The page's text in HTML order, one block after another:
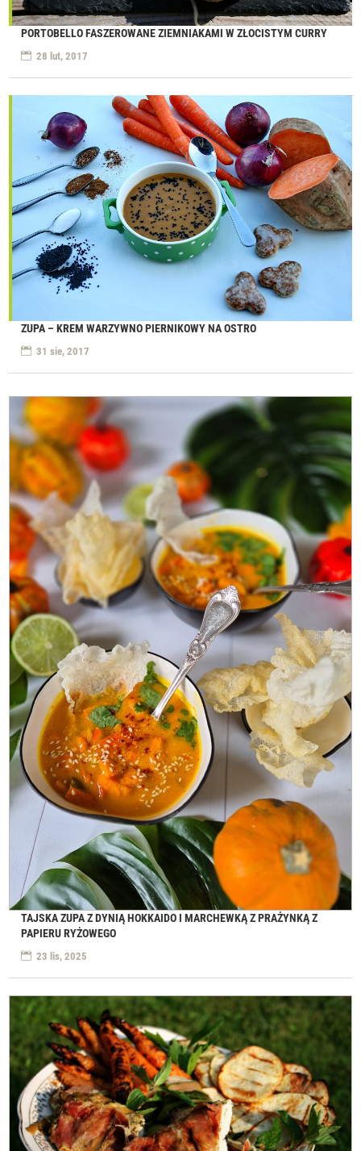
PORTOBELLO FASZEROWANE ZIEMNIAKAMI W ZŁOCISTYM CURRY
28 lut, 2017
ZUPA – KREM WARZYWNO PIERNIKOWY NA OSTRO
31 sie, 2017
TAJSKA ZUPA Z DYNIĄ HOKKAIDO I MARCHEWKĄ Z PRAŻYNKĄ Z
PAPIERU RYŻOWEGO
23 lis, 2025